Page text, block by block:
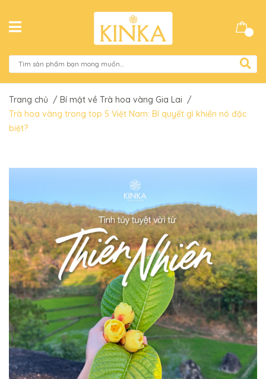
Trang chủ / Bí mật về Trà hoa vàng Gia Lai /
Trà hoa vàng trong top 5 Việt Nam: Bí quyết gì khiến nó đặc
biệt?